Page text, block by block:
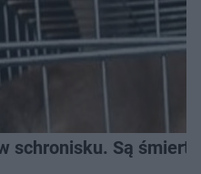
schronisku. Są